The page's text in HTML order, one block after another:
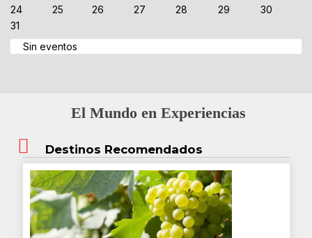
24
25 26 27 28 29
30
31
Sin eventos
El Mundo en Experiencias
Destinos Recomendados